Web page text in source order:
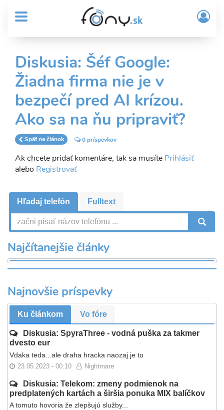
obsah
MENU
Sub
Header
menu
User
account
menu
/
Diskusia: Šéf Google:
Žiadna firma nie je v
bezpečí pred AI krízou.
Ako sa na ňu pripraviť?
Späť na článok 0 príspevkov
Ak chcete pridať komentáre, tak sa musíte Prihlásiť
alebo Registrovať
Hľadaj telefón Fulltext
Najčítanejšie články
Najnovšie príspevky
Ku článkom Vo fóre
Diskusia: SpyraThree - vodná puška za takmer
dvesto eur
Vdaka teda...ale draha hracka naozaj je to
23.05.2023 - 00:10 Nightmare
Diskusia: Telekom: zmeny podmienok na
predplatených kartách a širšia ponuka MIX balíčkov
A tomuto hovoria že zlepšujú služby...